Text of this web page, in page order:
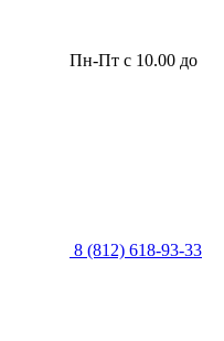
Пн-Пт с 10.00 до
8 (812) 618-93-33